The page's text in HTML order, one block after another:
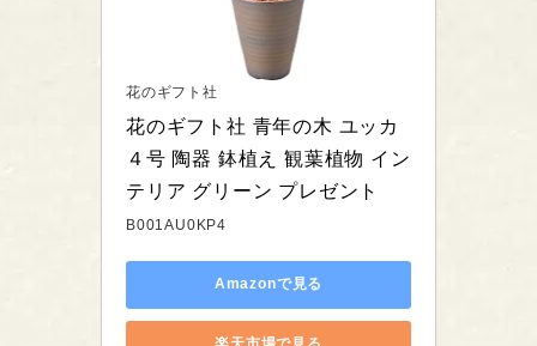
花のギフト社
花のギフト社 青年の木 ユッカ
４号 陶器 鉢植え 観葉植物 イン
テリア グリーン プレゼント
B001AU0KP4
Amazonで見る